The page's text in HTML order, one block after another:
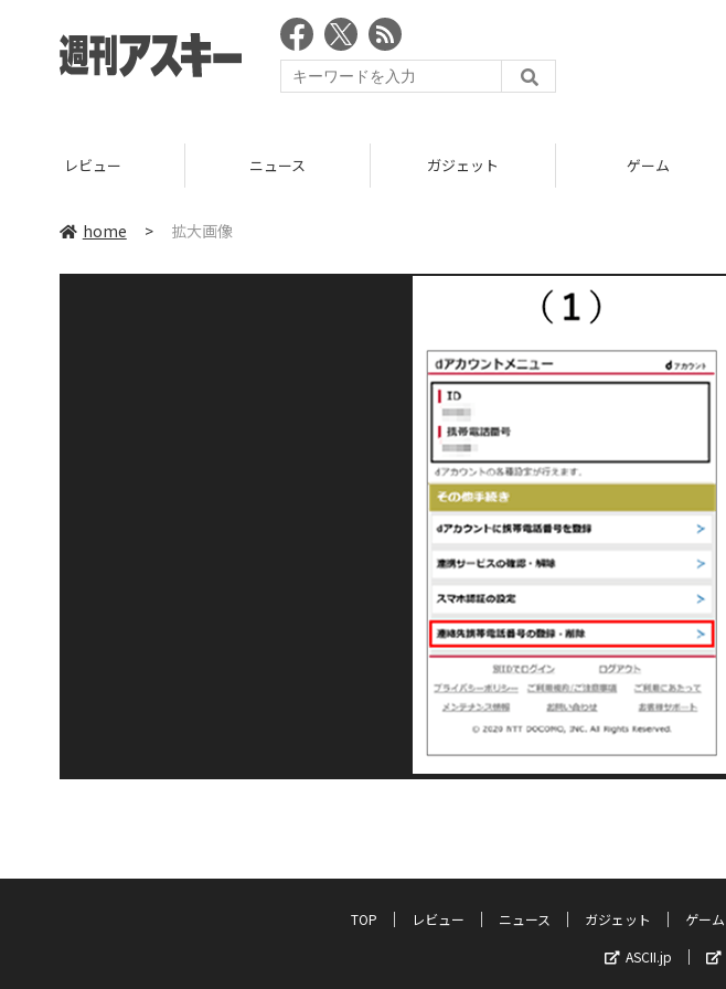
レビュー ニュース ガジェット ゲーム
home > 拡大画像
TOP レビュー ニュース ガジェット ゲーム
ASCII.jp